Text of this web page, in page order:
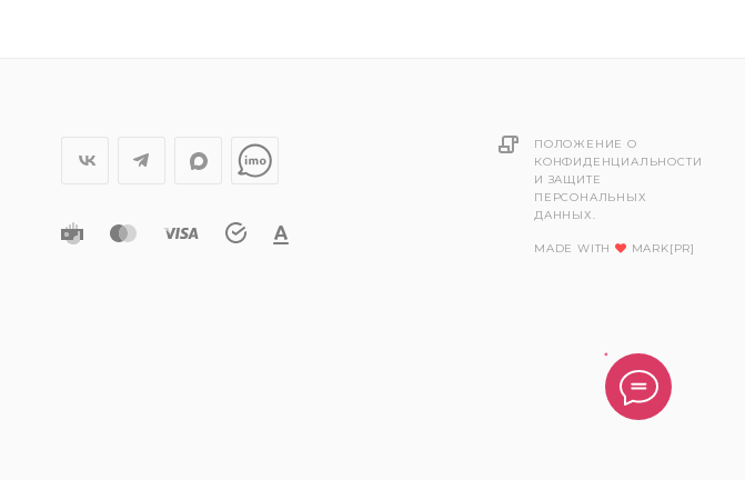
ПОЛОЖЕНИЕ О
КОНФИДЕНЦИАЛЬНОСТИ
И ЗАЩИТЕ
ПЕРСОНАЛЬНЫХ
ДАННЫХ.
MADE WITH MARK[PR]